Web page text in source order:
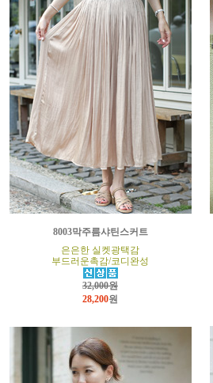
8003막주름샤틴스커트
은은한 실켓광택감
부드러운촉감/코디완성
32,000원
28,200원